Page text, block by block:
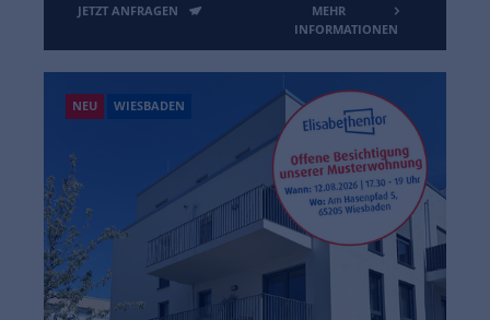
JETZT ANFRAGEN
MEHR
INFORMATIONEN
NEU WIESBADEN